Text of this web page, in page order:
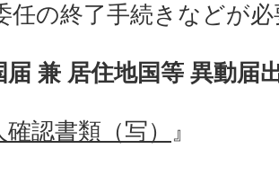
任の終了手続きなどが
届 兼 居住地国等 異動届
認書類（写） 』